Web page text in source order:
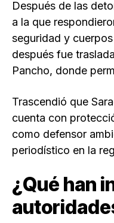
Después de las
a la que
seguridad y
después fue
Pancho, donde
Trascendió que
cuenta con
como defensor
periodístico en la
¿Qué han